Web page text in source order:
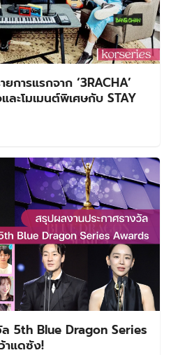
การแรกจาก ‘3RACHA’
ละโมเมนต์พิเศษกับ STAY
ล 5th Blue Dragon Series
แดซัง!